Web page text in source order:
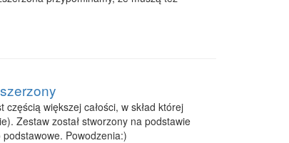
większej całości, w skład której
Zestaw został stworzony na podstawie
Powodzenia:)